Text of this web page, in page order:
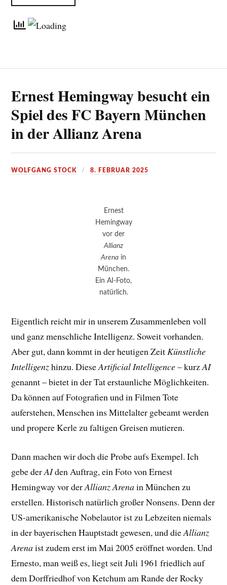
Ernest Hemingway besucht ein
Spiel des FC Bayern München
in der Allianz Arena
WOLFGANG STOCK 8. FEBRUAR 2025
Ernest
Hemingway
vor der
Allianz
Arena in
München.
Ein AI-Foto,
natürlich.
Eigentlich reicht mir in unserem Zusammenleben voll
und ganz menschliche Intelligenz. Soweit vorhanden.
Aber gut, dann kommt in der heutigen ZeitKünstliche
Intelligenzhinzu. DieseArtificial Intelligence– kurzAI
genannt – bietet in der Tat erstaunliche Möglichkeiten.
Da können auf Fotografien und in Filmen Tote
auferstehen, Menschen ins Mittelalter gebeamt werden
und propere Kerle zu faltigen Greisen mutieren.
Dann machen wir doch die Probe aufs Exempel. Ich
gebe derAIden Auftrag, ein Foto von Ernest
Hemingway vor derAllianz Arenain München zu
erstellen. Historisch natürlich großer Nonsens. Denn der
US-amerikanische Nobelautor ist zu Lebzeiten niemals
in der bayerischen Hauptstadt gewesen, und dieAllianz
Arenaist zudem erst im Mai 2005 eröffnet worden. Und
Ernesto, man weiß es, liegt seit Juli 1961 friedlich auf
dem Dorffriedhof von Ketchum am Rande der Rocky